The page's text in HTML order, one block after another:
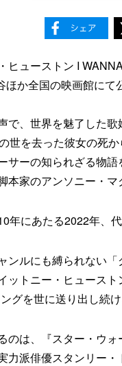
ヒューストン I
か全国の映画館にて
で、世界を魅了した
世を去った彼女の死
サーの知られざる物
本家のアンソニー・マ
年にあたる2022年、
ンルにも縛られない
ットニー・ヒュース
グを世に送り出し続け
のは、『スター・ウ
力派俳優スタンリー・